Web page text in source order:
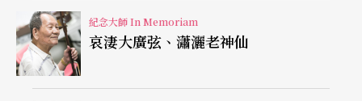
紀念大師 In Memoriam
哀淒大廣弦、瀟灑老神仙